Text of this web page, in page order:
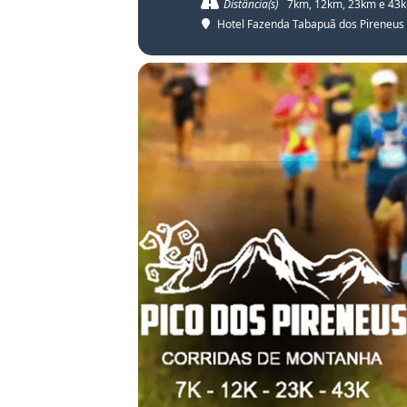
Distância(s) 7km, 12km, 23km e
Hotel Fazenda Tabapuã dos Pireneus